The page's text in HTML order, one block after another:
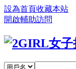
設為首頁收藏本站
開啟輔助訪問